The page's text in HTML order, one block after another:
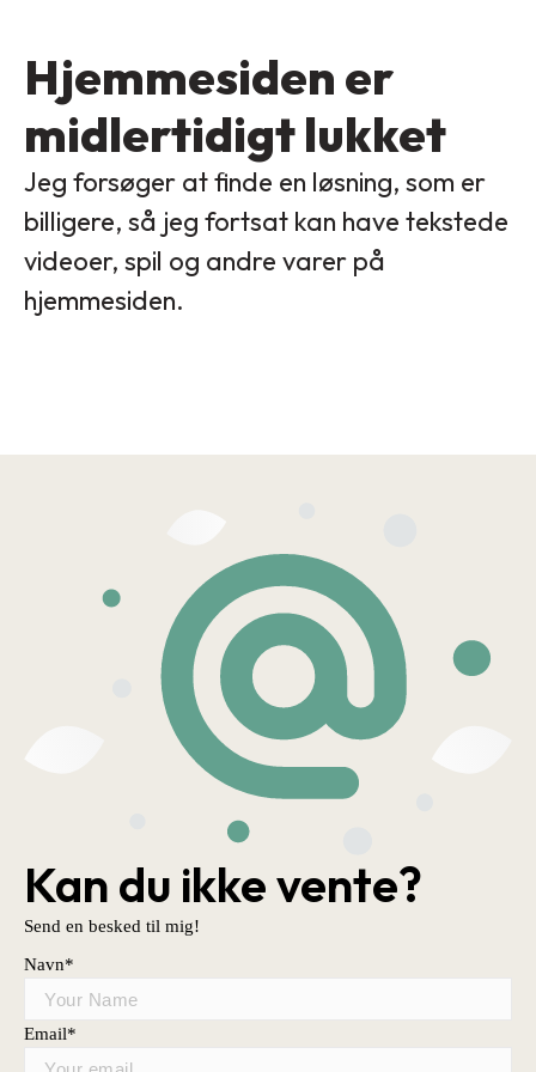
Hjemmesiden er
midlertidigt lukket
Jeg forsøger at finde en løsning, som er
billigere, så jeg fortsat kan have tekstede
videoer, spil og andre varer på
hjemmesiden.
Kan du ikke vente?
Send en besked til mig!
Navn*
Email*